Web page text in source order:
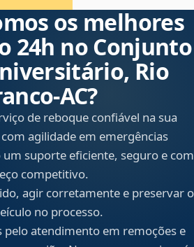
os melhores
24h no Conjunto
Rio
de reboque confiável na sua
agilidade em emergências
suporte eficiente, seguro e com
competitivo.
agir corretamente e preservar o
no processo.
pelo atendimento em remoções e